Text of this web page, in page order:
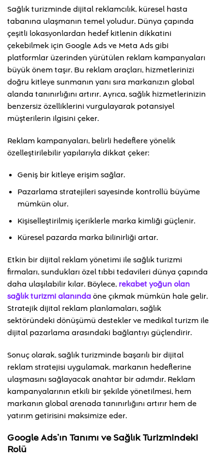
Sağlık turizminde dijital reklamcılık, küresel hasta
tabanına ulaşmanın temel yoludur. Dünya çapında
çeşitli lokasyonlardan hedef kitlenin dikkatini
çekebilmek için Google Ads ve Meta Ads gibi
platformlar üzerinden yürütülen reklam kampanyaları
büyük önem taşır. Bu reklam araçları, hizmetlerinizi
doğru kitleye sunmanın yanı sıra markanızın global
alanda tanınırlığını artırır. Ayrıca, sağlık hizmetlerinizin
benzersiz özelliklerini vurgulayarak potansiyel
müşterilerin ilgisini çeker.
Reklam kampanyaları, belirli hedeflere yönelik
özelleştirilebilir yapılarıyla dikkat çeker:
Geniş bir kitleye erişim sağlar.
Pazarlama stratejileri sayesinde kontrollü büyüme
mümkün olur.
Kişiselleştirilmiş içeriklerle marka kimliği güçlenir.
Küresel pazarda marka bilinirliği artar.
Etkin bir dijital reklam yönetimi ile sağlık turizmi
firmaları, sundukları özel tıbbi tedavileri dünya çapında
daha ulaşılabilir kılar. Böylece, rekabet yoğun olan
sağlık turizmi alanındaöne çıkmak mümkün hale gelir.
Stratejik dijital reklam planlamaları, sağlık
sektöründeki dönüşümü destekler ve medikal turizm ile
dijital pazarlama arasındaki bağlantıyı güçlendirir.
Sonuç olarak, sağlık turizminde başarılı bir dijital
reklam stratejisi uygulamak, markanın hedeflerine
ulaşmasını sağlayacak anahtar bir adımdır. Reklam
kampanyalarının etkili bir şekilde yönetilmesi, hem
markanın global arenada tanınırlığını artırır hem de
yatırım getirisini maksimize eder.
Google Ads’ın Tanımı ve Sağlık Turizmindeki
Rolü